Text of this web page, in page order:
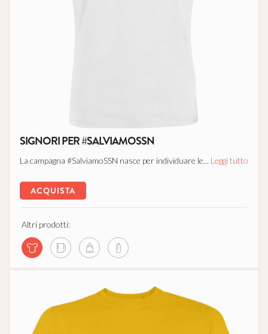
SIGNORI PER #SALVIAMOSSN
La campagna #SalviamoSSN nasce per individuare le... Leggi tutto
ACQUISTA
Altri prodotti: